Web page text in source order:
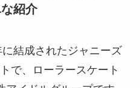
紹介
に結成されたジャニーズ
で、ローラースケート